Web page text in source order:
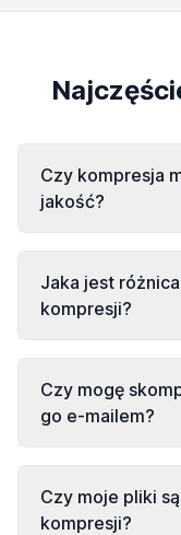
Czy kompresja
jakość?
Jaka jest
kompresji?
Czy mogę
go e-mailem?
Czy moje pliki
kompresji?